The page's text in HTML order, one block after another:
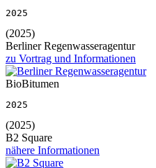
2025
(2025)
Berliner Regenwasseragentur
zu Vortrag und Informationen
BioBitumen
2025
(2025)
B2 Square
nähere Informationen